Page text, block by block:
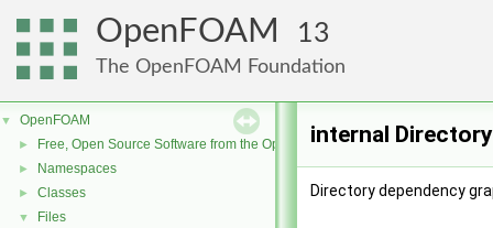
OpenFOAM 13
The OpenFOAM Foundation
▼ OpenFOAM
► Free, Open Source Software from the OpenFOAM Foundation
► Namespaces
► Classes
▼ Files
internal
Directory dependency